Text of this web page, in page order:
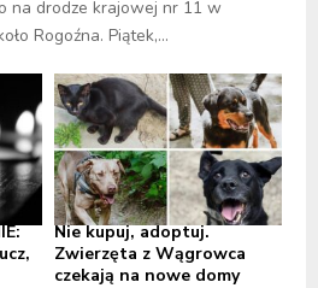
na drodze krajowej nr 11 w
Rogoźna. Piątek,...
Nie kupuj, adoptuj.
Zwierzęta z Wągrowca
czekają na nowe domy